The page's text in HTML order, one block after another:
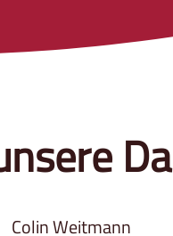
Colin Weitmann